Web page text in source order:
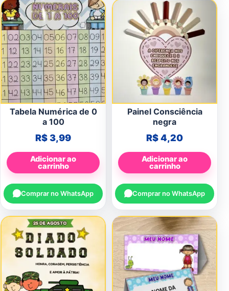
Tabela Numérica de 0
a 100
R$3,99
Adicionar ao
carrinho
Comprar no WhatsApp
Painel Consciência
negra
R$4,20
Adicionar ao
carrinho
Comprar no WhatsApp